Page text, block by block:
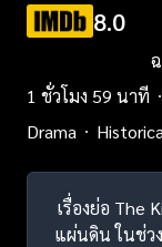
8.0
1 ชั่วโมง 59 นาที
Drama
เรื่องย่อ The
แผ่นดิน ในช่ว